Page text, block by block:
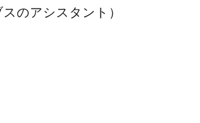
のアシスタント）